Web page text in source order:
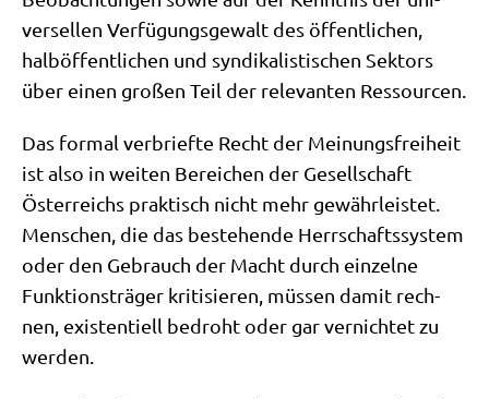
ver­sel­len Ver­fü­gungs­ge­walt des öffent­li­chen,
halb­öf­fent­li­chen und syn­di­ka­li­sti­schen Sek­tors
über einen gro­ßen Teil der rele­van­ten Ressourcen.
Das for­mal ver­brief­te Recht der Mei­nungs­frei­heit
ist also in wei­ten Berei­chen der Gesell­schaft
Öster­reichs prak­tisch nicht mehr gewähr­lei­stet.
Men­schen, die das bestehen­de Herr­schafts­sy­stem
oder den Gebrauch der Macht durch ein­zel­ne
Funk­ti­ons­trä­ger kri­ti­sie­ren, müs­sen damit rech­
nen, exi­sten­ti­ell bedroht oder gar ver­nich­tet zu
werden.